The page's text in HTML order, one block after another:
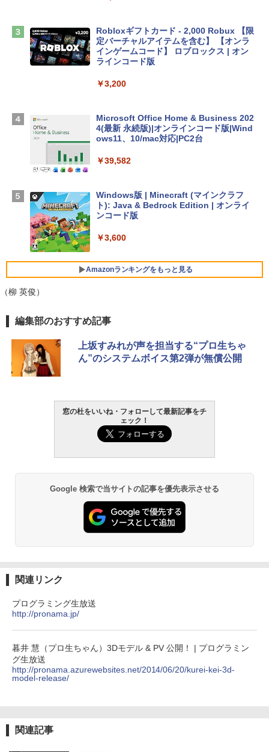
Apple 2026 MacBook Air M5チップ搭載
13インチノートブック：AIとApple Intell
igence、13.6インチLiquid Retinaディ
TB SSDストレージ、12MPセンターフレ
￥278,800
【Amazon.co.jp限定】 HP ノートパソコ
￥129,800
FMV ノートパソコン WE1-K3 (MS 365 P
VWK3E15W_AZ
Robloxギフトカード - 2,000 Robux 【限
定バーチャルアイテムを含む】 【オンラ
インゲームコード】 ロブロックス | オン
ラインコード版
￥3,200
Microsoft Office Home & Business 202
4(最新 永続版)|オンラインコード版|Wind
ows11、10/mac対応|PC2台
￥39,582
Windows版 | Minecraft (マインクラフ
ト): Java & Bedrock Edition | オンライ
ンコード版
￥3,600
Amazonランキングをもっと見る
生成AIパスポート公式テキスト 第４版
￥1,766
￥1,292
方 マニュアル AI副業にもコンテンツ作成
にもKindle出版にも！ 非エンジニアのた
めのAIコーディング入門シリーズ
￥99
FM TOWNS ハイパー・カタログ: 本体ハ
ードウェア・市販ソフトウェアのパーフ
ェクトリストと最新エミュレータ紹介
Amazon Kindle - 目に優しい、かさばら
続バッテリー、6インチディスプレイ電子
書籍リーダー、マッチャ、16GB、広告な
し
Kindle Paperwhite シグニチャーエディ
ション (32GB) 7インチディスプレイ、明
るさ自動調整、色調調節ライト、12週間
ブラック
Amazon Kindle Paperwhite (16GB) 7イ
ンチディスプレイ、色調調節ライト、12
週間持続バッテリー、広告なし、ブラッ
テリー、広告無し、ブラック (2025年発
（柳 英俊）
編集部のおすすめ記事
上坂すみれが声を担当する“プロ生ちゃ
ん”のシステムボイス第2弾が無償公開
窓の杜をいいね・フォローして最新記事をチ
ェック！
Google 検索で当サイトの記事を優先表示させる
関連リンク
プログラミング生放送
http://pronama.jp/
暮井 慧（プロ生ちゃん）3Dモデル & PV 公開！ | プログラミン
グ生放送
http://pronama.azurewebsites.net/2014/06/20/kurei-kei-3d-
model-release/
関連記事